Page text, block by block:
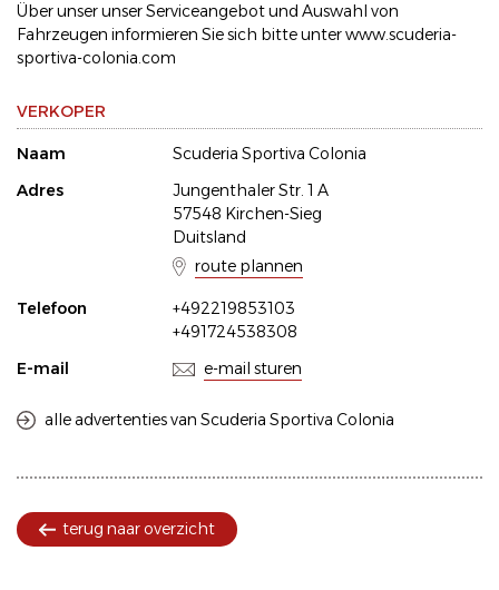
Über unser unser Serviceangebot und Auswahl von
Fahrzeugen informieren Sie sich bitte unter www.scuderia-
sportiva-colonia.com
VERKOPER
Naam
Scuderia Sportiva Colonia
Adres
Jungenthaler Str. 1 A
57548 Kirchen-Sieg
Duitsland
route plannen
Telefoon
+492219853103
+491724538308
E-mail
e-mail sturen
alle advertenties van Scuderia Sportiva Colonia
terug naar overzicht